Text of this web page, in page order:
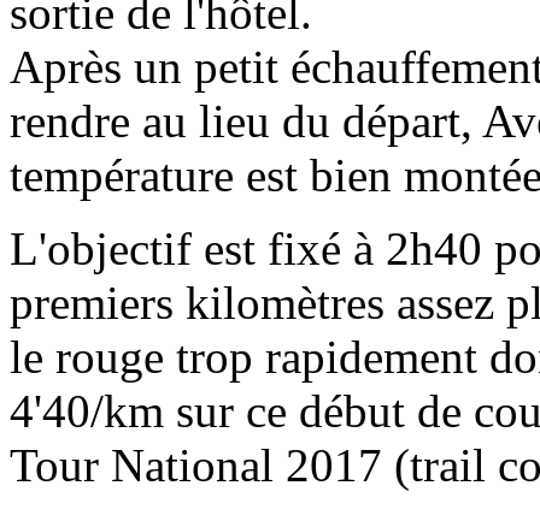
sortie de l'hôtel.
Après un petit
rendre au lieu du départ,
température est bien
L'objectif est fixé à 2h40
premiers kilomètres assez
le rouge trop rapidement
4'40/km sur ce début de
Tour National 2017 (trail